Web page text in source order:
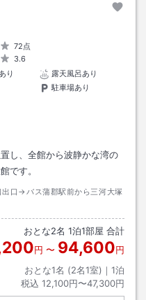
72点
3.6
り
露天風呂あり
駐車場あり
し、全館から波静かな湾の
です。
出口→バス蒲郡駅前から三河大塚
おとな2名 1泊1部屋 合計
円 〜 94,600円
おとな1名 (2名1室)｜ 1泊
税込 12,100円〜47,300円